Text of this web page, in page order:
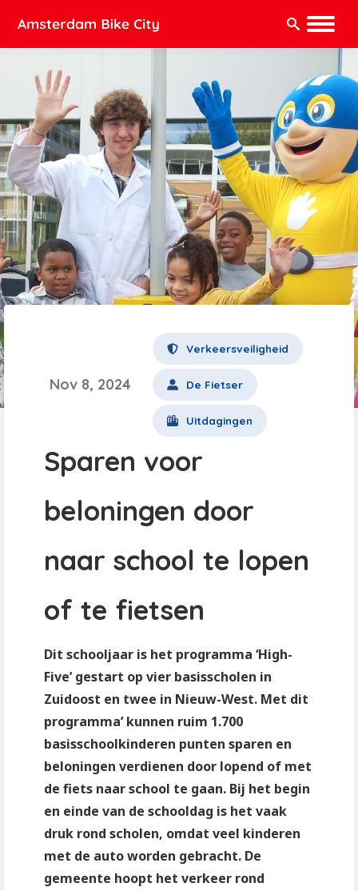
Zoeken:
Nov 8, 2024
Verkeersveiligheid
De Fietser
Uitdagingen
Sparen voor
beloningen door
naar school te lopen
of te fietsen
Dit schooljaar is het programma ‘High-
Five’ gestart op vier basisscholen in
Zuidoost en twee in Nieuw-West. Met dit
programma’ kunnen ruim 1.700
basisschoolkinderen punten sparen en
beloningen verdienen door lopend of met
de fiets naar school te gaan. Bij het begin
en einde van de schooldag is het vaak
druk rond scholen, omdat veel kinderen
met de auto worden gebracht. De
gemeente hoopt het verkeer rond